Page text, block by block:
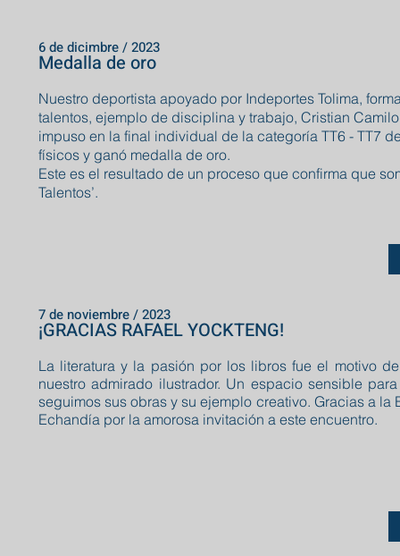
Nuestro deportista apoyado por Indeportes Tolima,
talentos, ejemplo de disciplina y trabajo, Cristian
impuso en la final individual de la categoría TT6 - TT7
físicos y ganó medalla de oro.
Este es el resultado de un proceso que confirma que
Talentos’.
Medalla de oro
6 de dicimbre / 2023
La literatura y la pasión por los libros fue el motivo
nuestro admirado ilustrador. Un espacio sensible
seguimos sus obras y su ejemplo creativo. Gracias a la
Echandía por la amorosa invitación a este encuentro.
¡GRACIAS RAFAEL YOCKTENG!
7 de noviembre / 2023